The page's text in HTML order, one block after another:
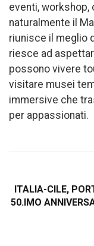
eventi,
naturalmente il
riunisce il meglio
riesce ad
possono vivere
visitare musei
immersive che
per appassionati.
ITALIA-CILE,
50.IMO